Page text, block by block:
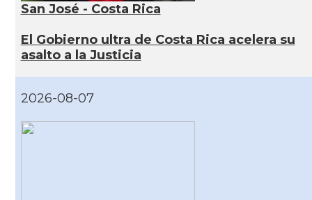
San José - Costa Rica
El Gobierno ultra de Costa Rica acelera su
asalto a la Justicia
2026-08-07